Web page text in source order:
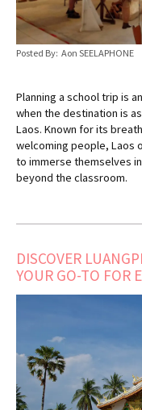
Posted By: Aon SEELAPHONE
Planning a school trip is
when the destination is
Laos. Known for its
welcoming people, Laos
to immerse themselves
beyond the classroom.
DISCOVER
YOUR GO-TO FOR